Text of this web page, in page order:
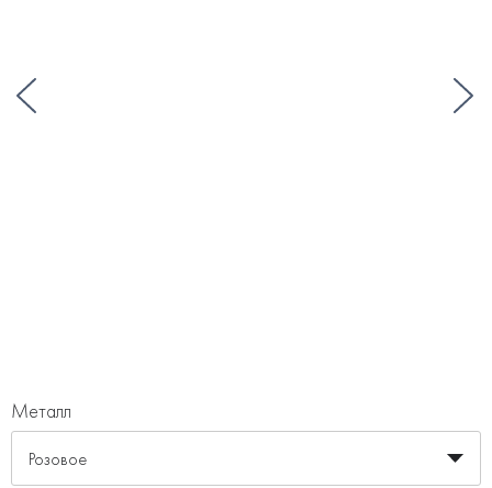
Металл
Розовое